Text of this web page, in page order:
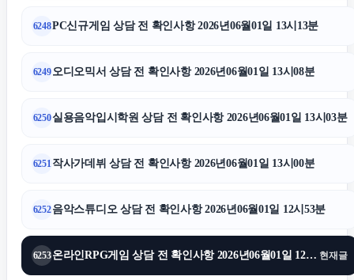
6248PC신규게임 상담 전 확인사항 2026년06월01일 13시13분
6249오디오믹서 상담 전 확인사항 2026년06월01일 13시08분
6250실용음악입시학원 상담 전 확인사항 2026년06월01일 13시03분
6251 작사가데뷔 상담 전 확인사항 2026년06월01일 13시00분
6252음악스튜디오 상담 전 확인사항 2026년06월01일 12시53분
6253 온라인RPG게임 상담 전 확인사항 2026년06월01일 12시49분 현재글